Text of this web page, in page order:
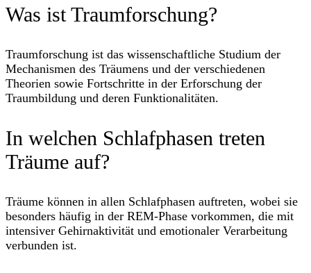
Was ist Traumforschung?
Traumforschung ist das wissenschaftliche Studium der
Mechanismen des Träumens und der verschiedenen
Theorien sowie Fortschritte in der Erforschung der
Traumbildung und deren Funktionalitäten.
In welchen Schlafphasen treten
Träume auf?
Träume können in allen Schlafphasen auftreten, wobei sie
besonders häufig in der REM-Phase vorkommen, die mit
intensiver Gehirnaktivität und emotionaler Verarbeitung
verbunden ist.